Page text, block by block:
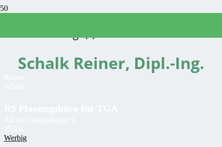
Schalk Reiner, Dipl.-Ing.
Werbig